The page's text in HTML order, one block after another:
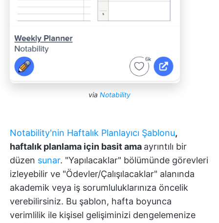
via Notability
Notability'nin Haftalık Planlayıcı Şablonu,
haftalık planlama için basit ama ayrıntılı bir
düzen sunar. "Yapılacaklar" bölümünde görevleri
izleyebilir ve "Ödevler/Çalışılacaklar" alanında
akademik veya iş sorumluluklarınıza öncelik
verebilirsiniz. Bu şablon, hafta boyunca
verimlilik ile kişisel gelişiminizi dengelemenize